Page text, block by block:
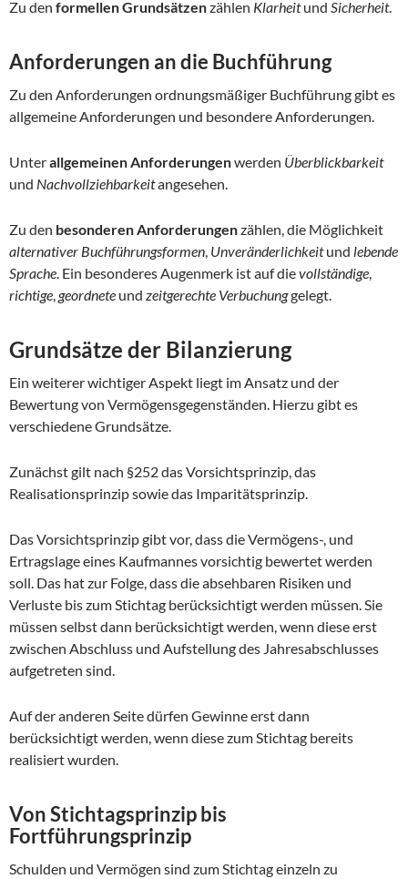
Zu den formellen Grundsätzenzählen Klarheitund Sicherheit.
Anforderungen an die Buchführung
Zu den Anforderungen ordnungsmäßiger Buchführung gibt es
allgemeine Anforderungen und besondere Anforderungen.
Unterallgemeinen Anforderungenwerden Überblickbarkeit
und Nachvollziehbarkeitangesehen.
Zu den besonderen Anforderungenzählen, die Möglichkeit
alternativer Buchführungsformen, Unveränderlichkeitund lebende
Sprache. Ein besonderes Augenmerk ist auf dievollständige,
richtige, geordnete und zeitgerechte Verbuchunggelegt.
Grundsätze der Bilanzierung
Ein weiterer wichtiger Aspekt liegt im Ansatz und der
Bewertung von Vermögensgegenständen. Hierzu gibt es
verschiedene Grundsätze.
Zunächst gilt nach §252 das Vorsichtsprinzip, das
Realisationsprinzip sowie das Imparitätsprinzip.
Das Vorsichtsprinzip gibt vor, dass die Vermögens-, und
Ertragslage eines Kaufmannes vorsichtig bewertet werden
soll. Das hat zur Folge, dass die absehbaren Risiken und
Verluste bis zum Stichtag berücksichtigt werden müssen. Sie
müssen selbst dann berücksichtigt werden, wenn diese erst
zwischen Abschluss und Aufstellung des Jahresabschlusses
aufgetreten sind.
Auf der anderen Seite dürfen Gewinne erst dann
berücksichtigt werden, wenn diese zum Stichtag bereits
realisiert wurden.
Von Stichtagsprinzip bis
Fortführungsprinzip
Schulden und Vermögen sind zum Stichtag einzeln zu